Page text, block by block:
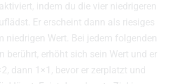
indem du die vier niedrigeren
Er erscheint dann als riesiges
niedrigen Wert. Bei jedem folgenden
berührt, erhöht sich sein Wert und er
dann 1×1, bevor er zerplatzt und